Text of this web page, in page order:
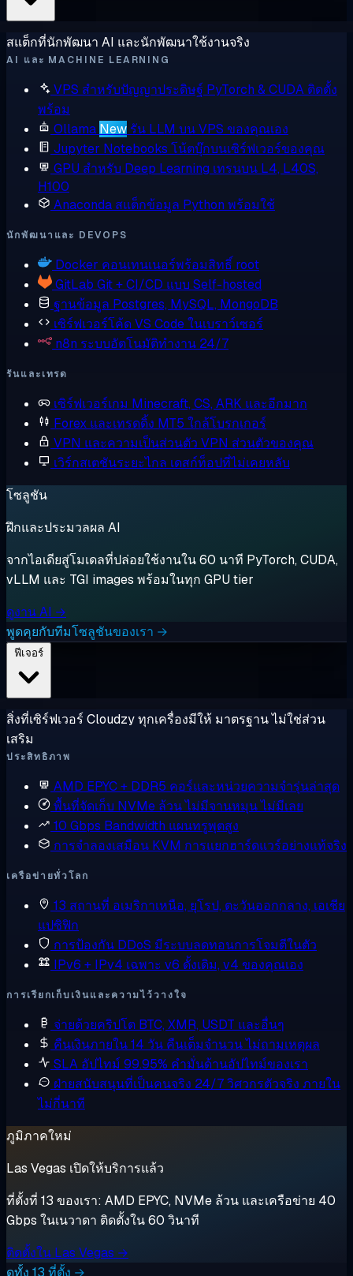
สแต็กที่นักพัฒนา AI และนักพัฒนาใช้งานจริง
AI และ MACHINE LEARNING
VPS สำหรับปัญญาประดิษฐ์ PyTorch & CUDA ติดตั้ง
พร้อม
Ollama New รัน LLM บน VPS ของคุณเอง
Jupyter Notebooks โน้ตบุ๊กบนเซิร์ฟเวอร์ของคุณ
GPU สำหรับ Deep Learning เทรนบน L4, L40S,
H100
Anaconda สแต็กข้อมูล Python พร้อมใช้
นักพัฒนาและ DEVOPS
Docker คอนเทนเนอร์พร้อมสิทธิ์ root
GitLab Git + CI/CD แบบ Self-hosted
ฐานข้อมูล Postgres, MySQL, MongoDB
เซิร์ฟเวอร์โค้ดVS Code ในเบราว์เซอร์
n8n ระบบอัตโนมัติทำงาน 24/7
รันและเทรด
เซิร์ฟเวอร์เกม Minecraft, CS, ARK และอีกมาก
Forex และเทรดดิ้ง MT5 ใกล้โบรกเกอร์
VPN และความเป็นส่วนตัว VPN ส่วนตัวของคุณ
เวิร์กสเตชันระยะไกล เดสก์ท็อปที่ไม่เคยหลับ
โซลูชัน
ฝึกและประมวลผล AI
จากไอเดียสู่โมเดลที่ปล่อยใช้งานใน 60 นาที PyTorch, CUDA,
vLLM และ TGI images พร้อมในทุก GPU tier
ดูงาน AI →
พูดคุยกับทีมโซลูชันของเรา →
สิ่งที่เซิร์ฟเวอร์ Cloudzy ทุกเครื่องมีให้ มาตรฐาน ไม่ใช่ส่วน
เสริม
ประสิทธิภาพ
AMD EPYC + DDR5 คอร์และหน่วยความจำรุ่นล่าสุด
พื้นที่จัดเก็บ NVMe ล้วนไม่มีจานหมุน ไม่มีเลย
10 Gbps Bandwidth แผนทรูพุตสูง
การจำลองเสมือน KVM การแยกฮาร์ดแวร์อย่างแท้จริง
เครือข่ายทั่วโลก
13 สถานที่ อเมริกาเหนือ, ยุโรป, ตะวันออกกลาง, เอเชีย
แปซิฟิก
การป้องกัน DDoS มีระบบลดทอนการโจมตีในตัว
IPv6 + IPv4 เฉพาะ v6 ดั้งเดิม, v4 ของคุณเอง
การเรียกเก็บเงินและความไว้วางใจ
จ่ายด้วยคริปโต BTC, XMR, USDT และอื่นๆ
คืนเงินภายใน 14 วัน คืนเต็มจำนวน ไม่ถามเหตุผล
SLA อัปไทม์ 99.95% คำมั่นด้านอัปไทม์ของเรา
ฝ่ายสนับสนุนที่เป็นคนจริง 24/7วิศวกรตัวจริง ภายใน
ไม่กี่นาที
ภูมิภาคใหม่
Las Vegas เปิดให้บริการแล้ว
ที่ตั้งที่ 13 ของเรา: AMD EPYC, NVMe ล้วน และเครือข่าย 40
Gbps ในเนวาดา ติดตั้งใน 60 วินาที
ติดตั้งใน Las Vegas →
ดูทั้ง 13 ที่ตั้ง →